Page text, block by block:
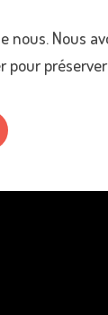
Nous
pour